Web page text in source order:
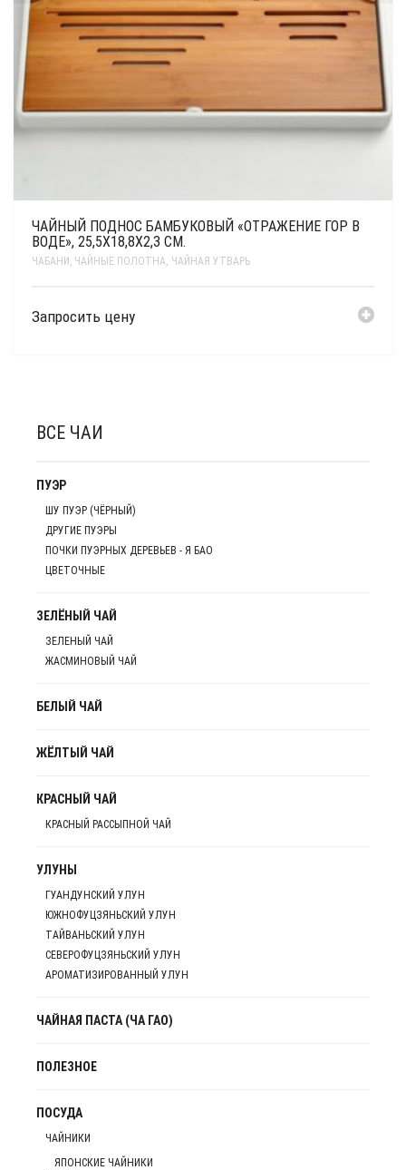
ЧАЙНЫЙ ПОДНОС БАМБУКОВЫЙ «ОТРАЖЕНИЕ ГОР В
ВОДЕ», 25,5Х18,8Х2,3 СМ.
ЧАБАНИ, ЧАЙНЫЕ ПОЛОТНА, ЧАЙНАЯ УТВАРЬ
Запросить цену
ВСЕ ЧАИ
ПУЭР
ШУ ПУЭР (ЧЁРНЫЙ)
ДРУГИЕ ПУЭРЫ
ПОЧКИ ПУЭРНЫХ ДЕРЕВЬЕВ - Я БАО
ЦВЕТОЧНЫЕ
ЗЕЛЁНЫЙ ЧАЙ
ЗЕЛЕНЫЙ ЧАЙ
ЖАСМИНОВЫЙ ЧАЙ
БЕЛЫЙ ЧАЙ
ЖЁЛТЫЙ ЧАЙ
КРАСНЫЙ ЧАЙ
КРАСНЫЙ РАССЫПНОЙ ЧАЙ
УЛУНЫ
ГУАНДУНСКИЙ УЛУН
ЮЖНОФУЦЗЯНЬСКИЙ УЛУН
ТАЙВАНЬСКИЙ УЛУН
СЕВЕРОФУЦЗЯНЬСКИЙ УЛУН
АРОМАТИЗИРОВАННЫЙ УЛУН
ЧАЙНАЯ ПАСТА (ЧА ГАО)
ПОЛЕЗНОЕ
ПОСУДА
ЧАЙНИКИ
ЯПОНСКИЕ ЧАЙНИКИ